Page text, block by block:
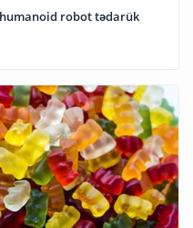
humanoid robot tədarük